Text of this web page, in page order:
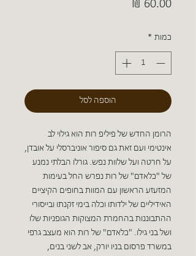
כמות *
הוספה לסל
הרומן החדש של פיליפ רות הוא גילוי לב
אינטימי ועם זאת גם סיפור אוניברסלי על אובדן,
על חרטה ועל שלוות נפש. גורלו הבלתי נמנע
של "כלאדם" של רות נפרש החל בעימות
המזעזע הראשון עם המוות בחופים הקיציים
האידיליים של ילדותו וכלה בימי זקנתו ובייסורי
ההתבוננות בהחמרת המצוקות הגופניות שלו
ושל בני גילו. "כלאדם" של רות הוא מעצב גרפי
במשרד פרסום בניו יורק, אב לשני בנים,